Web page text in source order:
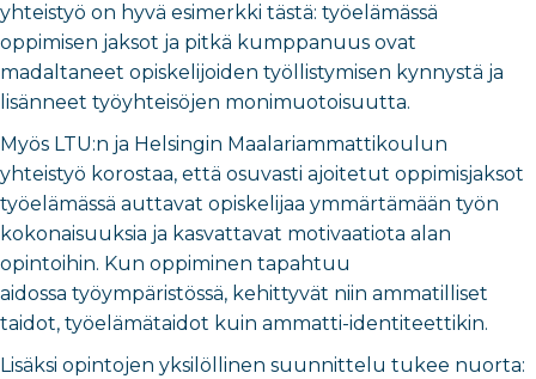
yhteistyö on hyvä esimerkki tästä: työelämässä
oppimisen jaksot ja pitkä kumppanuus ovat
madaltaneet opiskelijoiden työllistymisen kynnystä ja
lisänneet työyhteisöjen monimuotoisuutta.
Myös LTU:n ja Helsingin Maalariammattikoulun
yhteistyö korostaa, että osuvasti ajoitetut oppimisjaksot
työelämässä auttavat opiskelijaa ymmärtämään työn
kokonaisuuksia ja kasvattavat motivaatiota alan
opintoihin. Kun oppiminen tapahtuu
aidossa työympäristössä, kehittyvät niin ammatilliset
taidot, työelämätaidot kuin ammatti-identiteettikin.
Lisäksi opintojen yksilöllinen suunnittelu tukee nuorta: